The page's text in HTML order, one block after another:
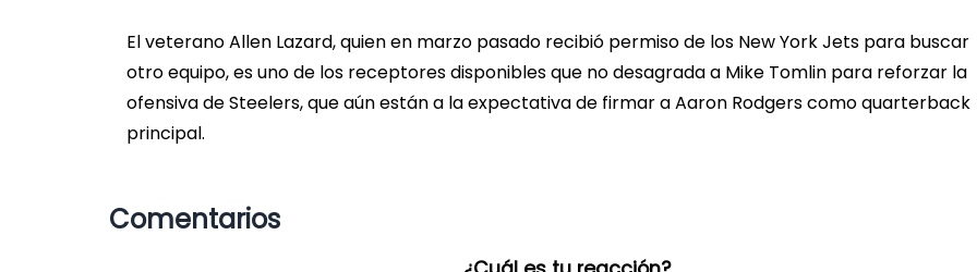
El veterano Allen Lazard, quien en marzo pasado recibió permiso de los New York Jets para buscar
otro equipo, es uno de los receptores disponibles que no desagrada a Mike Tomlin para reforzar la
ofensiva de Steelers, que aún están a la expectativa de firmar a Aaron Rodgers como quarterback
principal.
Comentarios